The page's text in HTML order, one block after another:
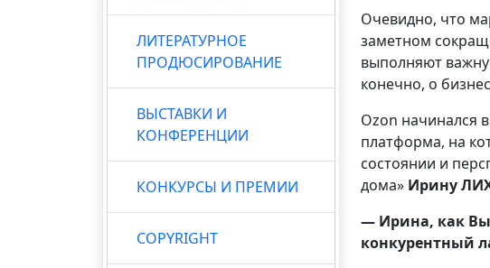
ЛИТЕРАТУРНОЕ
ПРОДЮСИРОВАНИЕ
ВЫСТАВКИ И
КОНФЕРЕНЦИИ
КОНКУРСЫ И ПРЕМИИ
COPYRIGHT
Очевидно, что
заметном
выполняют
конечно, о
Ozon начинался
платформа, на
состоянии и
дома» Ирину
— Ирина, как Вы
конкурентный